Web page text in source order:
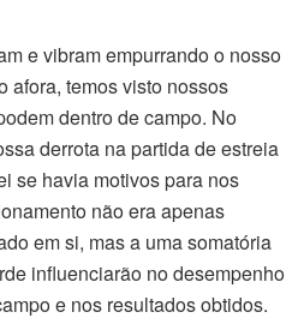
e vibram empurrando o nosso
afora, temos visto nossos
dentro de campo. No
derrota na partida de estreia
se havia motivos para nos
não era apenas
em si, mas a uma somatória
influenciarão no desempenho
e nos resultados obtidos.